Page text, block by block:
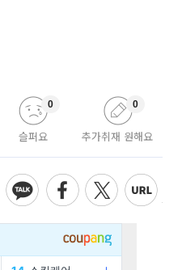
슬퍼요
0
추가취재 원해요
0